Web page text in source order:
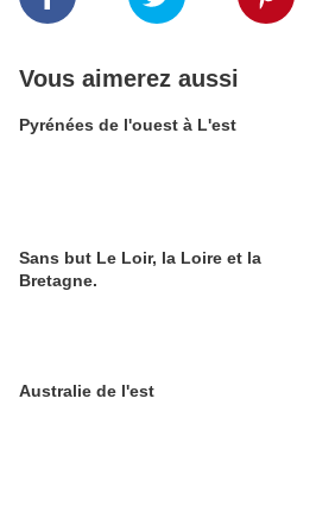
Vous aimerez aussi
Pyrénées de l'ouest à L'est
Sans but Le Loir, la Loire et la
Bretagne.
Australie de l'est